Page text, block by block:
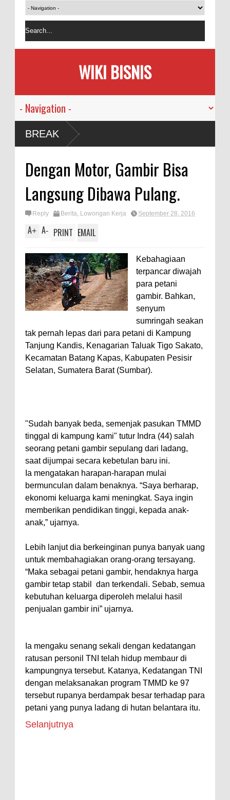
WIKI BISNIS
BREAK
Dengan Motor, Gambir Bisa
Langsung Dibawa Pulang.
Reply Berita, Lowongan Kerja September 28, 2016
A+ A- PRINT EMAIL
Kebahagiaan
terpancar diwajah
para petani
gambir. Bahkan,
senyum
sumringah seakan
tak pernah lepas dari para petani di Kampung
Tanjung Kandis, Kenagarian Taluak Tigo Sakato,
Kecamatan Batang Kapas, Kabupaten Pesisir
Selatan, Sumatera Barat (Sumbar).
"Sudah banyak beda, semenjak pasukan TMMD
tinggal di kampung kami" tutur Indra (44) salah
seorang petani gambir sepulang dari ladang,
saat dijumpai secara kebetulan baru ini.
Ia mengatakan harapan-harapan mulai
bermunculan dalam benaknya. “Saya berharap,
ekonomi keluarga kami meningkat. Saya ingin
memberikan pendidikan tinggi, kepada anak-
anak,” ujarnya.
Lebih lanjut dia berkeinginan punya banyak uang
untuk membahagiakan orang-orang tersayang.
“Maka sebagai petani gambir, hendaknya harga
gambir tetap stabil dan terkendali. Sebab, semua
kebutuhan keluarga diperoleh melalui hasil
penjualan gambir ini” ujarnya.
Ia mengaku senang sekali dengan kedatangan
ratusan personil TNI telah hidup membaur di
kampungnya tersebut. Katanya, Kedatangan TNI
dengan melaksanakan program TMMD ke 97
tersebut rupanya berdampak besar terhadap para
petani yang punya ladang di hutan belantara itu.
Selanjutnya